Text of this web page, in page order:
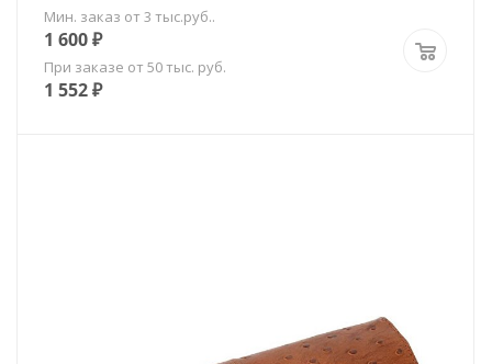
Мин. заказ от 3 тыс.руб..
1 600₽
При заказе от 50 тыс. руб.
1 552₽